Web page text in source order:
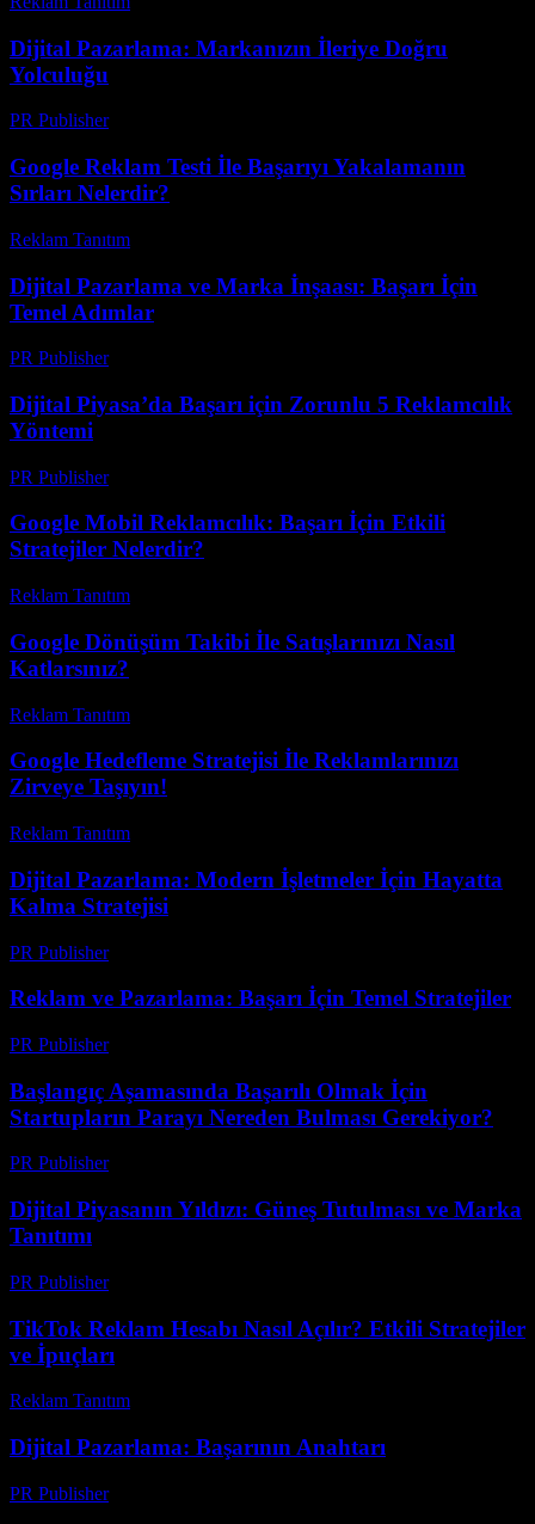
Dijital Pazarlama: Markanızın İleriye Doğru
Yolculuğu
PR Publisher-
Google Reklam Testi İle Başarıyı Yakalamanın
Sırları Nelerdir?
Reklam Tanıtım
Dijital Pazarlama ve Marka İnşaası: Başarı İçin
Temel Adımlar
PR Publisher-
Dijital Piyasa’da Başarı için Zorunlu 5 Reklamcılık
Yöntemi
PR Publisher-
Google Mobil Reklamcılık: Başarı İçin Etkili
Stratejiler Nelerdir?
Reklam Tanıtım
Google Dönüşüm Takibi İle Satışlarınızı Nasıl
Katlarsınız?
Reklam Tanıtım
Google Hedefleme Stratejisi İle Reklamlarınızı
Zirveye Taşıyın!
Reklam Tanıtım
Dijital Pazarlama: Modern İşletmeler İçin Hayatta
Kalma Stratejisi
PR Publisher-
Reklam ve Pazarlama: Başarı İçin Temel Stratejiler
PR Publisher-
Başlangıç Aşamasında Başarılı Olmak İçin
Startupların Parayı Nereden Bulması Gerekiyor?
PR Publisher-
Dijital Piyasanın Yıldızı: Güneş Tutulması ve Marka
Tanıtımı
PR Publisher-
TikTok Reklam Hesabı Nasıl Açılır? Etkili Stratejiler
ve İpuçları
Reklam Tanıtım
Dijital Pazarlama: Başarının Anahtarı
PR Publisher-